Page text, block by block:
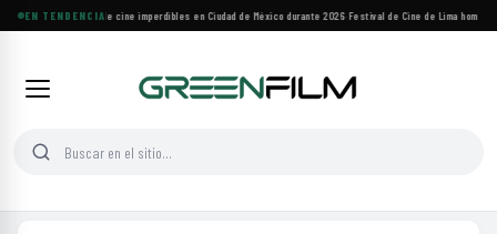
EN TENDENCIA
Cuatro festivales de cine imperdibles en Ciudad de México durante 2026·Festival de Cine de Lima